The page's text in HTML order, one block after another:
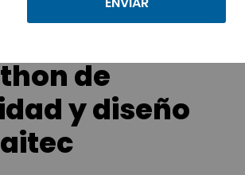
de
y diseño